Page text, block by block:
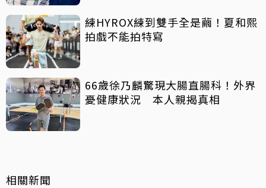
練HYROX練到雙手全是繭！夏和熙
拍戲不能拍特寫
66歲徐乃麟驚現大腸直腸科！外界
憂健康狀況 本人親揭真相
相關新聞